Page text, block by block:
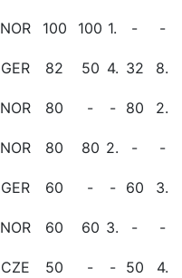
NOR 100 100 1. - -
GER 82 50 4. 32 8.
NOR 80 - - 80 2.
NOR 80 80 2. - -
GER 60 - - 60 3.
NOR 60 60 3. - -
CZE 50 - - 50 4.